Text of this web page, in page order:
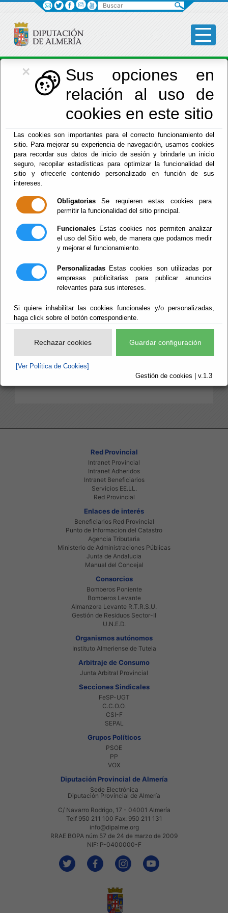
×
Sus opciones en
relación al uso de
cookies en este sitio
Las cookies son importantes para el correcto funcionamiento del
sitio. Para mejorar su experiencia de navegación, usamos cookies
para recordar sus datos de inicio de sesión y brindarle un inicio
seguro, recopilar estadísticas para optimizar la funcionalidad del
sitio y ofrecerle contenido personalizado en función de sus
intereses.
Obligatorias Se requieren estas cookies para
permitir la funcionalidad del sitio principal.
Funcionales Estas cookies nos permiten analizar
el uso del Sitio web, de manera que podamos medir
y mejorar el funcionamiento.
Personalizadas Estas cookies son utilizadas por
empresas publicitarias para publicar anuncios
relevantes para sus intereses.
Si quiere inhabilitar las cookies funcionales y/o personalizadas,
haga click sobre el botón correspondiente.
Rechazar cookies Guardar configuración
[Ver Política de Cookies]
Gestión de cookies | v.1.3
Economía
Menú Hacienda
Normativa
Presupuestaria
Refundido de la Ley Reguladora de las
Haciendas Locales.
Real Decreto 500/1990, por el que se
de la Ley 39/1988, en materia de
presupuestos.
aprueba el reglamento de desarrollo de la Ley
18/2001, de 12 de diciembre, de Estabilidad
aprueba la estructura de los presupuestos de
las entidades locales.
Red Provincial
Intranet Provincial
Intranet Adheridos
Intranet Beneficiarios
Servicios EE.LL.
Red Provincial
Enlaces de interés
Beneficiarios Red Provincial
Punto de Informacion del Catastro
Agencia Tributaria
Ministerio de Administraciones Públicas
Junta de Andalucia
Manual del Concejal
Consorcios
Bomberos Poniente
Bomberos Levante
Almanzora Levante R.T.R.S.U.
Gestión de Residuos Sector-II
U.N.E.D.
Organismos autónomos
Instituto Almeriense de Tutela
Arbitraje de Consumo
Junta Arbitral Provincial
Secciones Sindicales
FeSP-UGT
C.C.O.O.
CSI-F
SEPAL
Grupos Políticos
PSOE
PP
VOX
Diputación Provincial de Almería
Sede Electrónica
Diputación Provincial de Almería
C/ Navarro Rodrigo, 17 - 04001 Almería
Telf 950 211 100 Fax: 950 211 131
info@dipalme.org
RRAE BOPA núm 57 de 24 de marzo de 2009
NIF: P-0400000-F
Buscar